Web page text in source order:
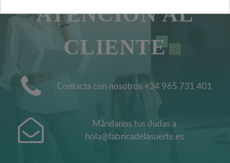
ATENCIÓN AL
CLIENTE
Contacta con nosotros +34 965 731 401
Mándanos tus dudas a
hola@fabricadelasuerte.es